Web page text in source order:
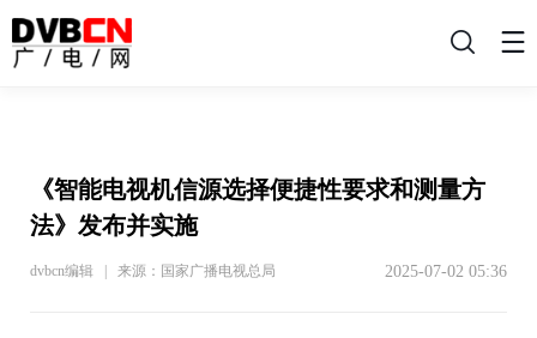
搜
《智能电视机信源选择便捷性要求和测量方
法》发布并实施
dvbcn编辑 | 来源：国家广播电视总局 2025-07-02 05:36